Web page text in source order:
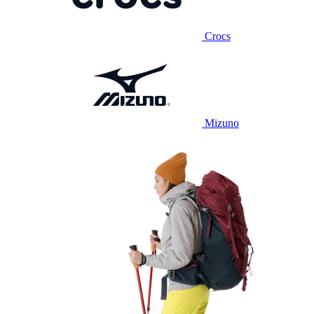
Crocs
Mizuno